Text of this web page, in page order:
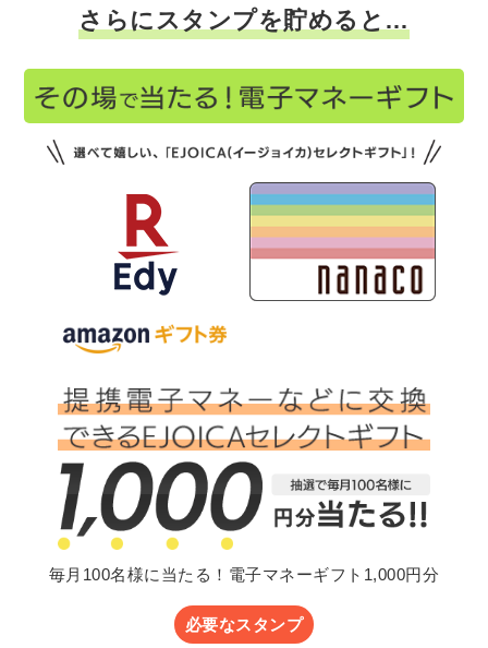
さらにスタンプを貯めると…
毎月100名様に当たる！電子マネーギフト1,000円分
必要なスタンプ